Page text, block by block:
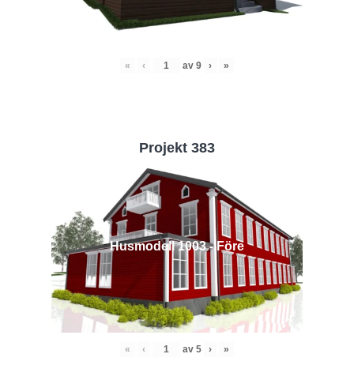
« ‹ av 9 › »
Projekt 383
Husmodell 1003 - Före
« ‹ av 5 › »